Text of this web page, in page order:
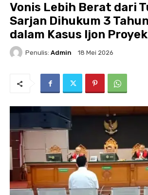
Vonis Lebih Berat dari
Sarjan Dihukum 3
dalam Kasus Ijon
Penulis: Admin 18 Mei 2026